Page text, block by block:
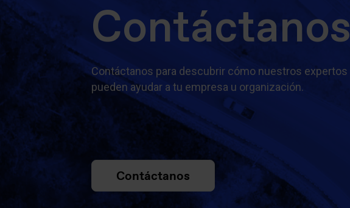
Contáctanos
Contáctanos para descubrir cómo nuestros expertos
pueden ayudar a tu empresa u organización.
Contáctanos